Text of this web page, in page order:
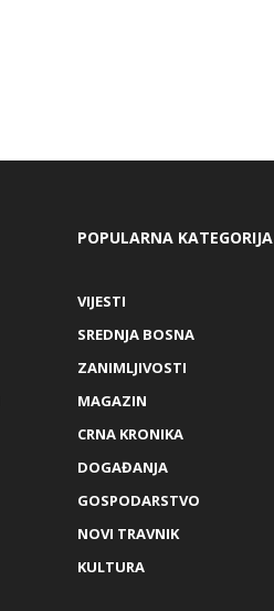
POPULARNA KATEGORIJA
VIJESTI
SREDNJA BOSNA
ZANIMLJIVOSTI
MAGAZIN
CRNA KRONIKA
DOGAĐANJA
GOSPODARSTVO
NOVI TRAVNIK
KULTURA